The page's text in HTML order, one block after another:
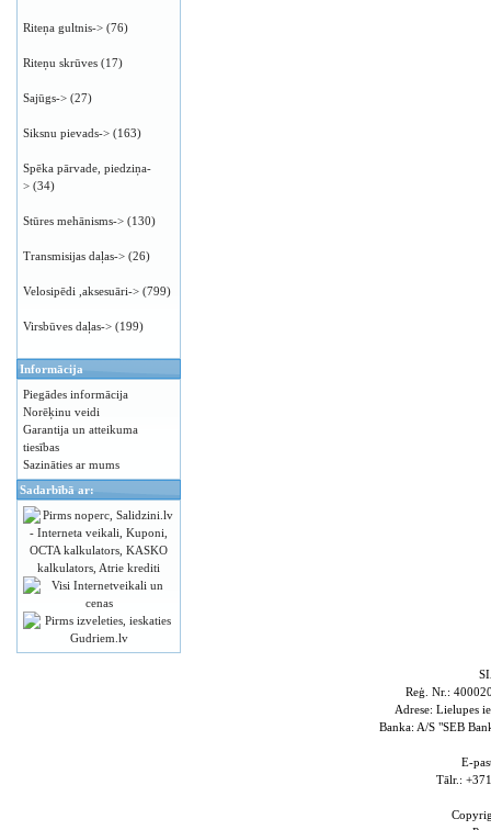
Riteņa gultnis-> (76)
Riteņu skrūves (17)
Sajūgs-> (27)
Siksnu pievads-> (163)
Spēka pārvade, piedziņa-
> (34)
Stūres mehānisms-> (130)
Transmisijas daļas-> (26)
Velosipēdi ,aksesuāri-> (799)
Virsbūves daļas-> (199)
Informācija
Piegādes informācija
Norēķinu veidi
Garantija un atteikuma
tiesības
Sazināties ar mums
Sadarbībā ar:
Reģ. Nr.:
Adrese: Lielupes
Banka: A/S "SEB
E-
Tālr.: